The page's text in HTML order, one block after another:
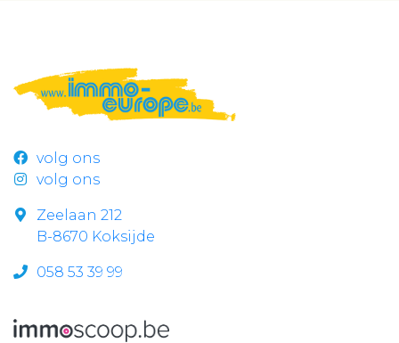
volg ons
volg ons
Zeelaan 212
B-8670 Koksijde
058 53 39 99